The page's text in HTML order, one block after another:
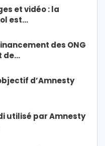
et vidéo : la
est…
des ONG
de…
d’Amnesty
utilisé par Amnesty